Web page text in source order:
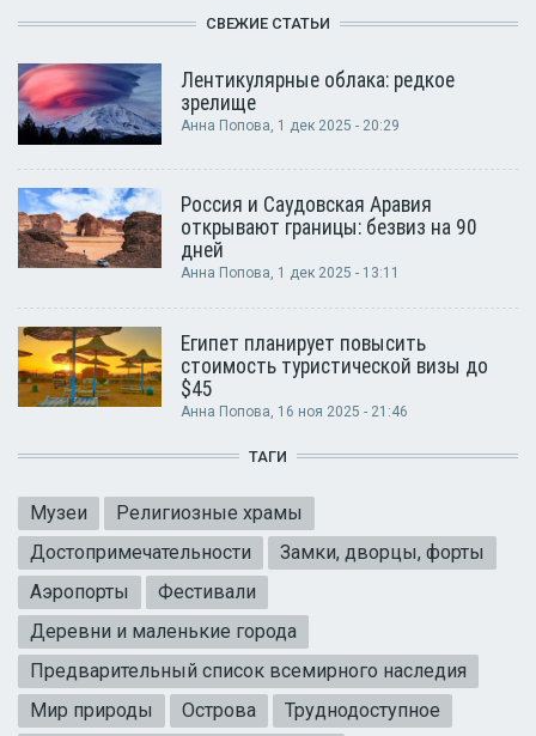
СВЕЖИЕ СТАТЬИ
Лентикулярные облака: редкое
зрелище
Анна Попова, 1 дек 2025 - 20:29
Россия и Саудовская Аравия
открывают границы: безвиз на 90
дней
Анна Попова, 1 дек 2025 - 13:11
Египет планирует повысить
стоимость туристической визы до
$45
Анна Попова, 16 ноя 2025 - 21:46
ТАГИ
Музеи
Религиозные храмы
Достопримечательности
Замки, дворцы, форты
Аэропорты
Фестивали
Деревни и маленькие города
Предварительный список всемирного наследия
Мир природы
Острова
Труднодоступное